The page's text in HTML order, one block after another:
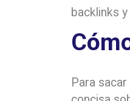
backlinks
Para